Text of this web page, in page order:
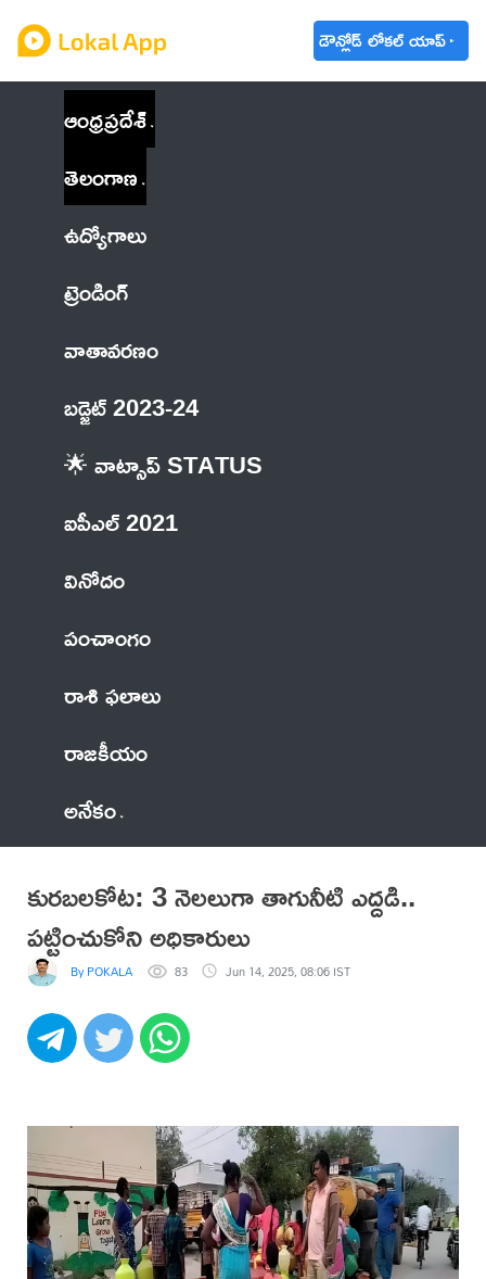
డౌన్లోడ్ లోకల్ యాప్
ఆంధ్రప్రదేశ్
తెలంగాణ
ఉద్యోగాలు
ట్రెండింగ్
వాతావరణం
బడ్జెట్ 2023-24
🌟 వాట్సాప్ STATUS
ఐపీఎల్ 2021
వినోదం
పంచాంగం
రాశి ఫలాలు
రాజకీయం
అనేకం
కురబలకోట: 3 నెలలుగా తాగునీటి ఎద్దడి..
పట్టించుకోని అధికారులు
By POKALA 83 Jun 14, 2025, 08:06 IST